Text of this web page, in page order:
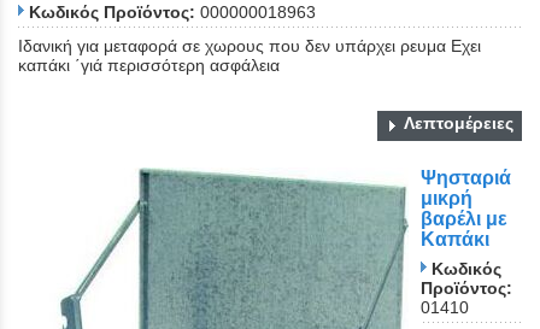
Κωδικός Προϊόντος: 000000018963
Ιδανική για μεταφορά σε χωρους που δεν υπάρχει ρευμα Εχει
καπάκι ΄γιά περισσότερη ασφάλεια
Λεπτομέρειες
Ψησταριά
μικρή
βαρέλι με
Καπάκι
Κωδικός
Προϊόντος:
01410